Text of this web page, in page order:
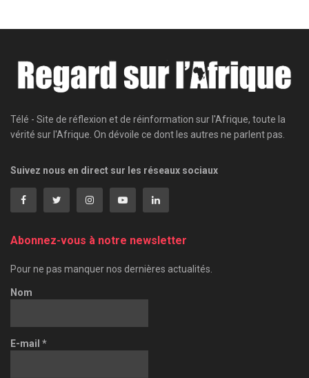
Télé - Site de réflexion et de réinformation sur l'Afrique, toute la
vérité sur l'Afrique. On dévoile ce dont les autres ne parlent pas.
Suivez nous en direct sur les réseaux sociaux
Abonnez-vous à notre newsletter
Pour ne pas manquer nos dernières actualités.
Nom
E-mail *